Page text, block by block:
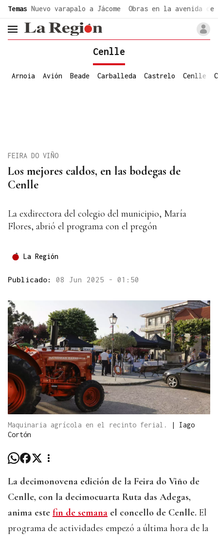
Temas Nuevo varapalo a Jácome Obras en la avenida de
header.menu.open
Cenlle
Arnoia Avión Beade Carballeda Castrelo Cenlle
Los mejores caldos, en las bodegas de
Cenlle
FEIRA DO VIÑO
La exdirectora del colegio del municipio, María
Flores, abrió el programa con el pregón
La Región
Publicado: 08 Jun 2025 - 01:50
Maquinaria agrícola en el recinto ferial. | Iago
Cortón
La decimonovena edición de la Feira do Viño de
Cenlle, con la decimocuarta Ruta das Adegas,
anima este fin de semana el concello de Cenlle. El
programa de actividades empezó a última hora de la